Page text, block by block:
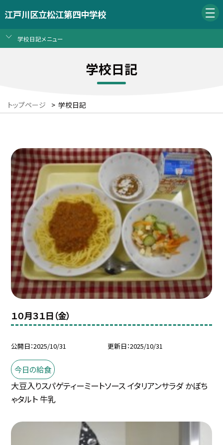
江戸川区立松江第四中学校
学校日記メニュー
学校日記
トップページ > 学校日記
１０月３１日（金）
公開日 2025/10/31 更新日 2025/10/31
今日の給食
大豆入りスパゲティーミートソース イタリアンサラダ かぼち
ゃタルト 牛乳